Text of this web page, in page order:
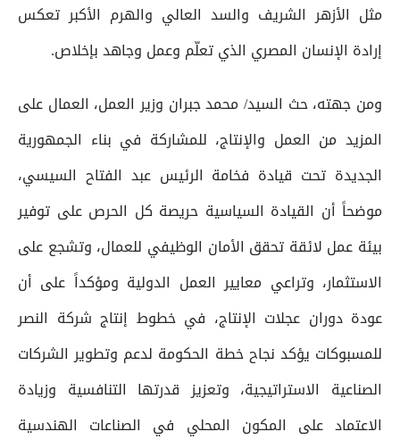
مثل الأزهر الشريف والسد العالي والهرم الأكبر تعكس
إرادة الإنسان المصري الذي تعلّم وعمل وجاهد بإخلاص.
ومن جهته، حث السيد/ محمد جبران وزير العمل، العمال على
المزيد من العمل والإنتاج، للمشاركة في بناء الجمهورية
الجديدة تحت قيادة فخامة الرئيس عبد الفتاح السيسي،
موضحاً أن القيادة السياسية حريصة كل الحرص على توفير
بيئة عمل لائقة تحقق الأمان الوظيفي للعمال، وتشجع على
الاستثمار، وتراعي معايير العمل الدولية ومؤكداً على أن
عودة دوران عجلات الإنتاج، في خطوط إنتاج شركة النصر
للمسبوكات يؤكد نجاح خطة الحكومة لدعم وتطوير الشركات
الصناعية الاستراتيجية، وتعزيز قدرتها التنافسية وزيادة
الاعتماد على المكون المحلي في الصناعات الهندسية